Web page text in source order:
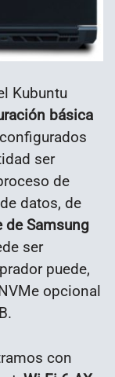
Kubuntu
básica
ser
de
datos, de
de Samsung
ser
puede,
opcional
con